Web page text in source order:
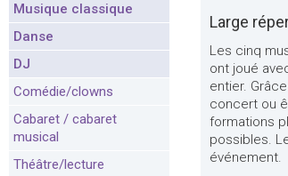
Musique classique
Danse
DJ
Comédie/clowns
Cabaret / cabaret
musical
Théâtre/lecture
Large
Les cinq
ont joué
entier.
concert ou
formations
possibles.
événement.